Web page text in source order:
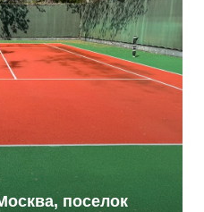
поселок